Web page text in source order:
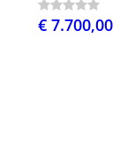
€ 7.700,00